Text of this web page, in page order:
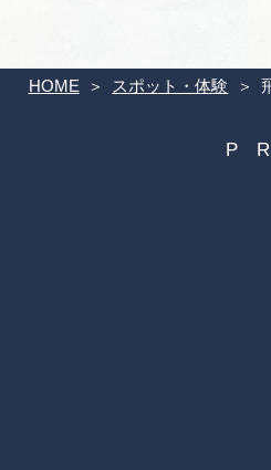
HOME スポット・体験